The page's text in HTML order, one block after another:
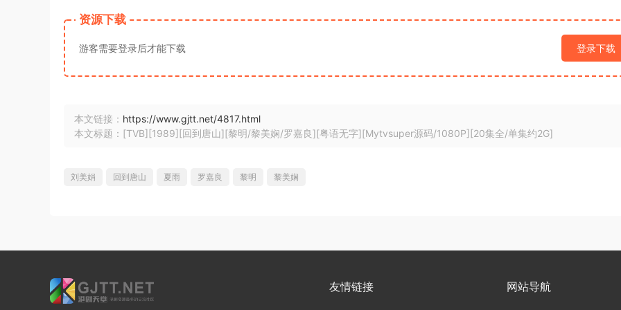
资源下载
游客需要登录后才能下载 登录下载
本文链接： https://www.gjtt.net/4817.html
本文标题：[TVB][1989][回到唐山][黎明/黎美娴/罗嘉良][粤语无字][Mytvsuper源码/1080P][20集全/单集约2G]
刘美娟 回到唐山 夏雨 罗嘉良 黎明 黎美娴
友情链接 网站导航